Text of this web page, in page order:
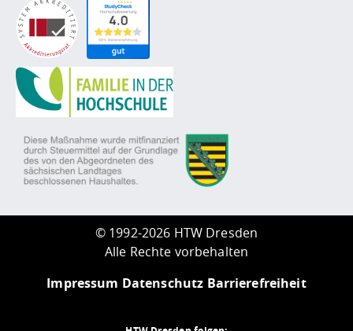
© 1992-2026 HTW Dresden
Alle Rechte vorbehalten
Impressum Datenschutz Barrierefreiheit